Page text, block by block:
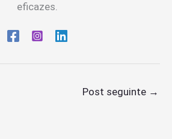
eficazes.
Post seguinte →